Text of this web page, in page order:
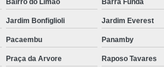
Jardim Bonfiglioli Jardim Everest
Pacaembu Panamby
Praça da Arvore Raposo Tavares